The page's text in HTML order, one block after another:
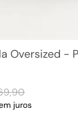
Oversized -
,90
juros